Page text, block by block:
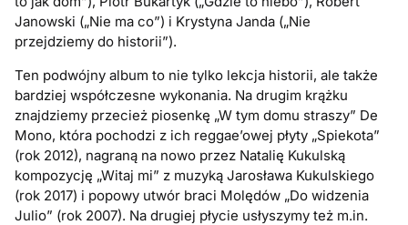
Janowski („Nie ma co”) i Krystyna Janda („Nie
przejdziemy do historii”).
Ten podwójny album to nie tylko lekcja historii, ale także
bardziej współczesne wykonania. Na drugim krążku
znajdziemy przecież piosenkę „W tym domu straszy” De
Mono, która pochodzi z ich reggae’owej płyty „Spiekota”
(rok 2012), nagraną na nowo przez Natalię Kukulską
kompozycję „Witaj mi” z muzyką Jarosława Kukulskiego
(rok 2017) i popowy utwór braci Molędów „Do widzenia
Julio” (rok 2007). Na drugiej płycie usłyszymy też m.in.